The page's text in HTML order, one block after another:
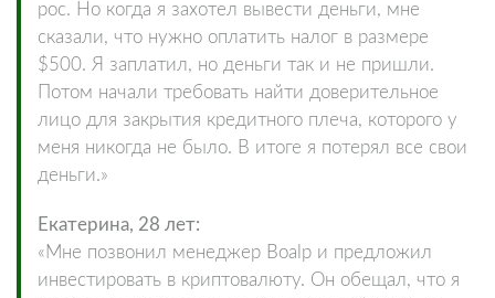
рос. Но когда я захотел вывести деньги, мне
сказали, что нужно оплатить налог в размере
$500. Я заплатил, но деньги так и не пришли.
Потом начали требовать найти доверительное
лицо для закрытия кредитного плеча, которого у
меня никогда не было. В итоге я потерял все свои
деньги.»
Екатерина, 28 лет:
«Мне позвонил менеджер Boalp и предложил
инвестировать в криптовалюту. Он обещал, что я